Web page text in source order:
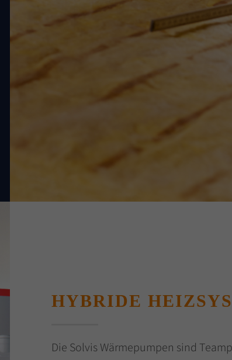
HYBRIDE
Die Solvis Wärmepumpen sind